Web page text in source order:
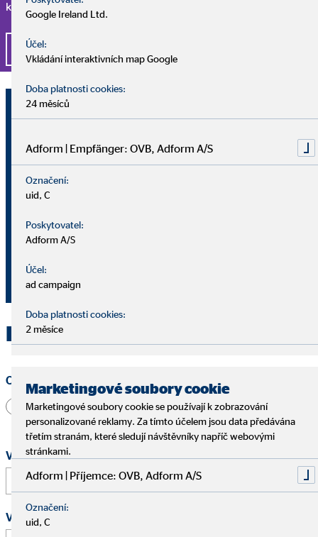
kompetentními a milými kolegy, pak jste tu správně.
Leopold Nováček
a.s.
Zvonařka 782 / 16
61700 Brno
+420 60 2339348
leopold.novacek@ovbmail.cz
Kontaktujte OVB Brno
Oslovení
Pan Paní Jiné
Vaše jméno a příjmení*
Vaše e-mailová adresa
Google Ireland Ltd.
Účel:
Vkládání interaktivních map Google
Doba platnosti cookies:
24 měsíců
Adform | Empfänger: OVB, Adform A/S
Označení:
uid, C
Poskytovatel:
Adform A/S
Účel:
ad campaign
Doba platnosti cookies:
2 měsíce
Marketingové soubory cookie
Marketingové soubory cookie se používají k zobrazování
personalizované reklamy. Za tímto účelem jsou data předávána
třetím stranám, které sledují návštěvníky napříč webovými
stránkami.
Adform | Příjemce: OVB, Adform A/S
Označení:
uid, C